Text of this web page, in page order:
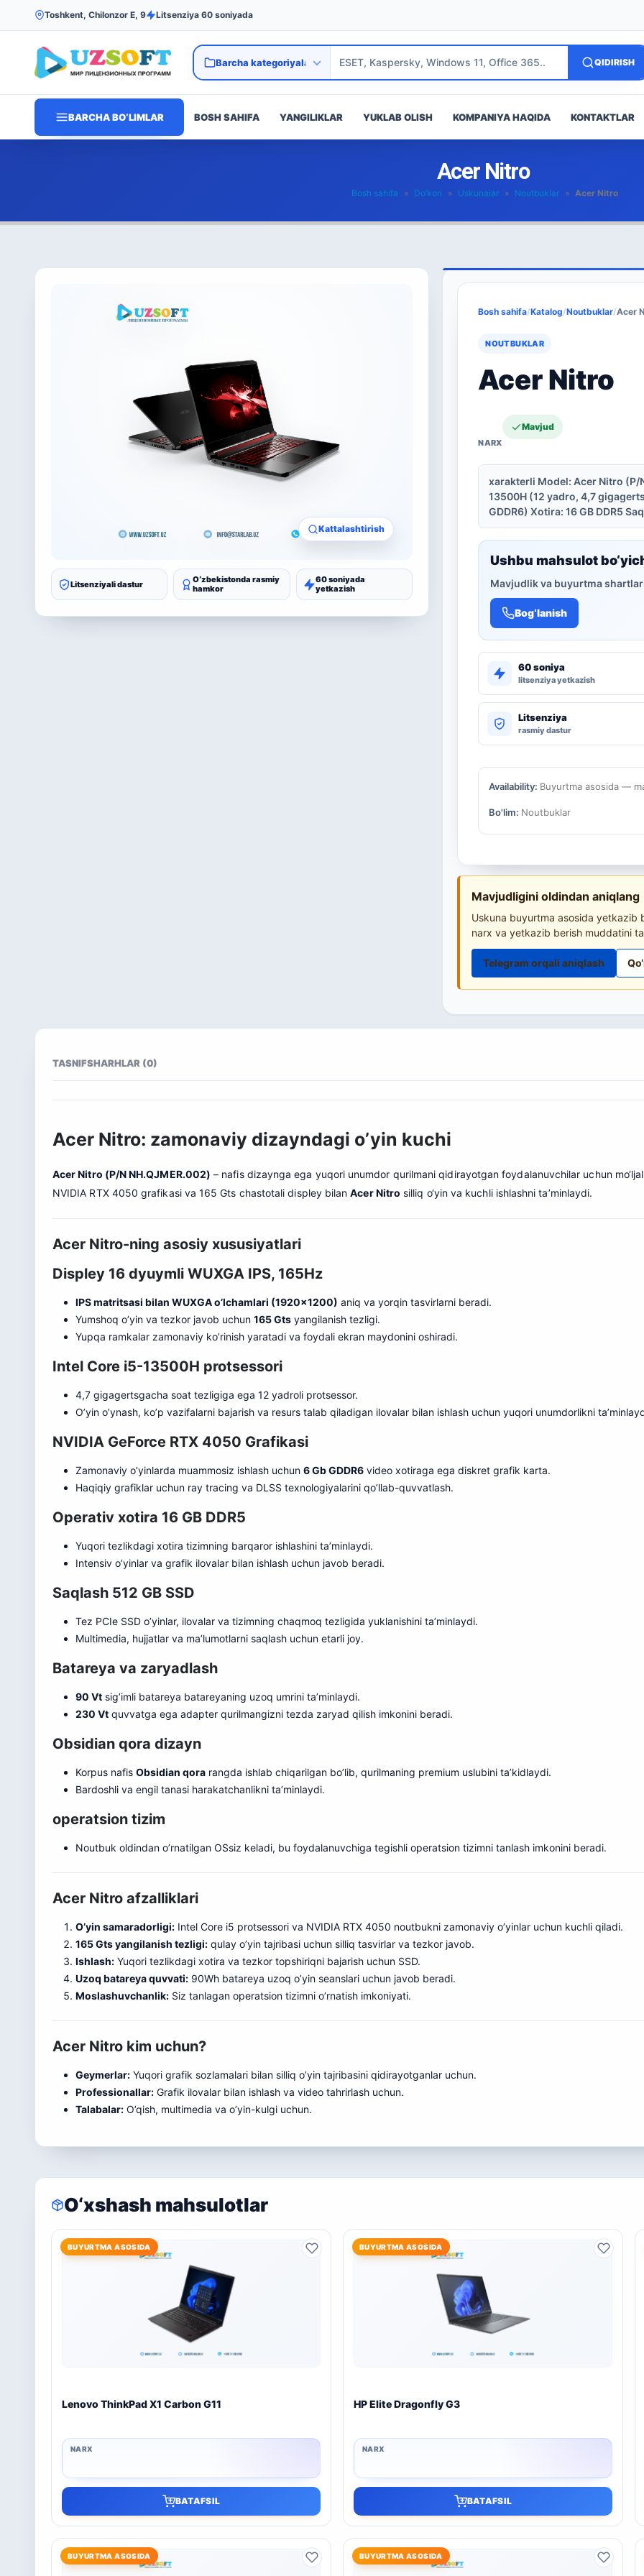
Toshkent, Chilonzor E, 9 Litsenziya 60 soniyada
QIDIRISH
BARCHA BO‘LIMLAR BOSH SAHIFA YANGILIKLAR YUKLAB OLISH KOMPANIYA HAQIDA KONTAKTLAR
Acer Nitro
Bosh sahifa » Do’kon » Uskunalar » Noutbuklar » Acer Nitro
Kattalashtirish
Litsenziyali dastur
Oʻzbekistonda rasmiy
hamkor
60 soniyada
yetkazish
Bosh sahifa/Katalog/Noutbuklar/Acer
NOUTBUKLAR
Acer Nitro
Mavjud
xarakterli Model: Acer Nitro (P/
13500H (12 yadro, 4,7
GDDR6) Xotira: 16 GB DDR5
Ushbu mahsulot
Mavjudlik va buyurtma
Bog‘lanish
60 soniya
litsenziya yetkazish
Litsenziya
rasmiy dastur
Availability: Buyurtma asosida —
Bo'lim: Noutbuklar
Mavjudligini oldindan aniqlang
Uskuna buyurtma asosida yetkazib
narx va yetkazib berish muddatini
Telegram orqali aniqlash
TASNIFSHARHLAR (0)
Acer Nitro: zamonaviy dizayndagi o’yin kuchi
Acer Nitro (P/N NH.QJMER.002) – nafis dizaynga ega yuqori unumdor qurilmani qidirayotgan foydalanuvchilar uchun
NVIDIA RTX 4050 grafikasi va 165 Gts chastotali displey bilanAcer Nitro silliq o‘yin va kuchli ishlashni ta’minlaydi.
Acer Nitro-ning asosiy xususiyatlari
Displey 16 dyuymli WUXGA IPS, 165Hz
IPS matritsasi bilan WUXGA o’lchamlari (1920×1200) aniq va yorqin tasvirlarni beradi.
Yumshoq o’yin va tezkor javob uchun 165 Gts yangilanish tezligi.
Yupqa ramkalar zamonaviy ko’rinish yaratadi va foydali ekran maydonini oshiradi.
Intel Core i5-13500H protsessori
4,7 gigagertsgacha soat tezligiga ega 12 yadroli protsessor.
O’yin o’ynash, ko’p vazifalarni bajarish va resurs talab qiladigan ilovalar bilan ishlash uchun yuqori unumdorlikni
NVIDIA GeForce RTX 4050 Grafikasi
Zamonaviy o’yinlarda muammosiz ishlash uchun 6 Gb GDDR6 video xotiraga ega diskret grafik karta.
Haqiqiy grafiklar uchun ray tracing va DLSS texnologiyalarini qo’llab-quvvatlash.
Operativ xotira 16 GB DDR5
Yuqori tezlikdagi xotira tizimning barqaror ishlashini ta’minlaydi.
Intensiv o’yinlar va grafik ilovalar bilan ishlash uchun javob beradi.
Saqlash 512 GB SSD
Tez PCIe SSD o’yinlar, ilovalar va tizimning chaqmoq tezligida yuklanishini ta’minlaydi.
Multimedia, hujjatlar va ma’lumotlarni saqlash uchun etarli joy.
Batareya va zaryadlash
90 Vt sig’imli batareya batareyaning uzoq umrini ta’minlaydi.
230 Vt quvvatga ega adapter qurilmangizni tezda zaryad qilish imkonini beradi.
Obsidian qora dizayn
Korpus nafis Obsidian qora rangda ishlab chiqarilgan bo’lib, qurilmaning premium uslubini ta’kidlaydi.
Bardoshli va engil tanasi harakatchanlikni ta’minlaydi.
operatsion tizim
Noutbuk oldindan o’rnatilgan OSsiz keladi, bu foydalanuvchiga tegishli operatsion tizimni tanlash imkonini beradi.
Acer Nitro afzalliklari
O’yin samaradorligi: Intel Core i5 protsessori va NVIDIA RTX 4050 noutbukni zamonaviy o’yinlar uchun kuchli qiladi.
165 Gts yangilanish tezligi: qulay o’yin tajribasi uchun silliq tasvirlar va tezkor javob.
Ishlash: Yuqori tezlikdagi xotira va tezkor topshiriqni bajarish uchun SSD.
Uzoq batareya quvvati: 90Wh batareya uzoq o’yin seanslari uchun javob beradi.
Moslashuvchanlik: Siz tanlagan operatsion tizimni o’rnatish imkoniyati.
Acer Nitro kim uchun?
Geymerlar: Yuqori grafik sozlamalari bilan silliq o’yin tajribasini qidirayotganlar uchun.
Professionallar: Grafik ilovalar bilan ishlash va video tahrirlash uchun.
Talabalar: O’qish, multimedia va o’yin-kulgi uchun.
O‘xshash mahsulotlar
BUYURTMA ASOSIDA
Lenovo ThinkPad X1 Carbon G11
BATAFSIL
BUYURTMA ASOSIDA
HP Elite Dragonfly G3
BATAFSIL
BUYURTMA ASOSIDA BUYURTMA ASOSIDA